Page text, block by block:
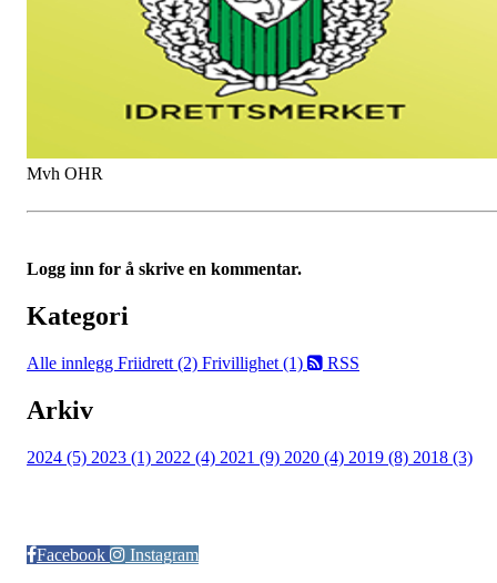
Mvh OHR
Logg inn for å skrive en kommentar.
Kategori
Alle innlegg Friidrett (2) Frivillighet (1) RSS
Arkiv
2024 (5) 2023 (1) 2022 (4) 2021 (9) 2020 (4) 2019 (8) 2018 (3)
Facebook
Instagram